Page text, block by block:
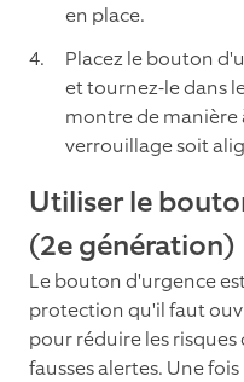
en place.
Placez le bouton
et tournez-le dans
montre de manière
verrouillage soit
Utiliser le
(2e génération)
Le bouton d'urgence
protection qu'il faut
pour réduire les
fausses alertes. Une